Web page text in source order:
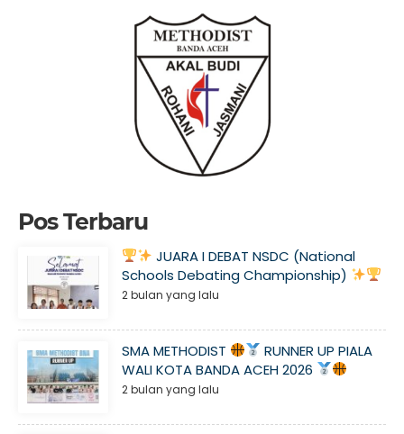
Pos Terbaru
JUARA I DEBAT NSDC (National
Schools Debating Championship)
2 bulan yang lalu
SMA METHODIST
RUNNER UP PIALA
WALI KOTA BANDA ACEH 2026
2 bulan yang lalu